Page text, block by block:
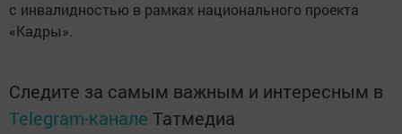
с инвалидностью в рамках национального проекта
«Кадры».
Следите за самым важным и интересным в
Telegram-канале Татмедиа